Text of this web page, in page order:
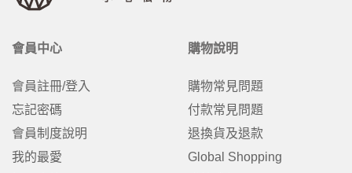
會員中心
會員註冊/登入
忘記密碼
會員制度說明
我的最愛
購物說明
購物常見問題
付款常見問題
退換貨及退款
Global Shopping